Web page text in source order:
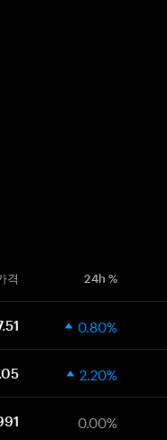
격 24h %
0.80%
2.20%
0.00%